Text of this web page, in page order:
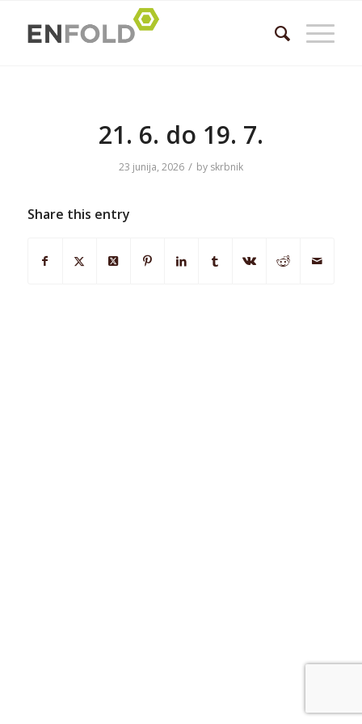
21. 6. do 19. 7.
23 junija, 2026 / by skrbnik
Share this entry